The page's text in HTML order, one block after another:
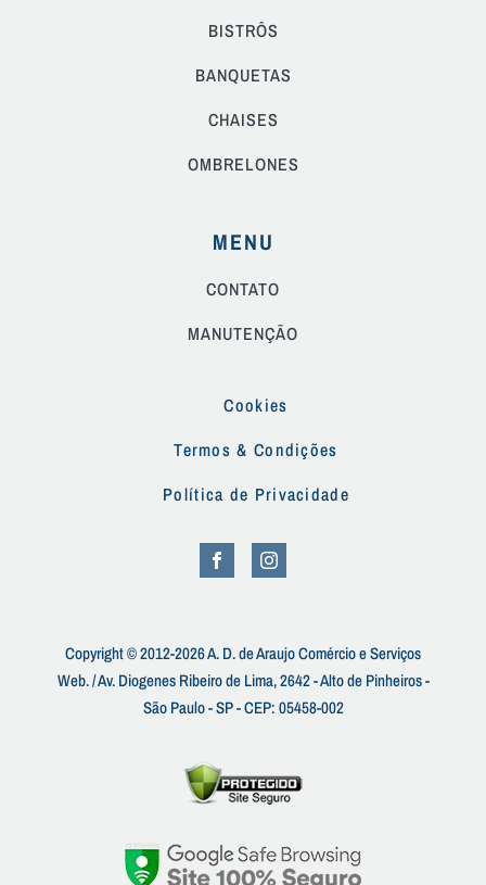
BISTRÔS
BANQUETAS
CHAISES
OMBRELONES
MENU
CONTATO
MANUTENÇÃO
Cookies
Termos & Condições
Política de Privacidade
Copyright © 2012-2026 A. D. de Araujo Comércio e Serviços
Web. / Av. Diogenes Ribeiro de Lima, 2642 - Alto de Pinheiros -
São Paulo - SP - CEP: 05458-002